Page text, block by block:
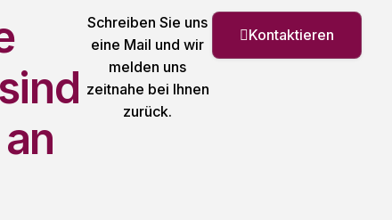
Schreiben Sie uns
eine Mail und wir
melden uns
zeitnahe bei Ihnen
zurück.
Kontaktieren